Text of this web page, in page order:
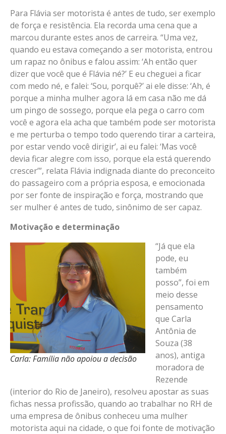
Para Flávia ser motorista é antes de tudo, ser exemplo
de força e resistência. Ela recorda uma cena que a
marcou durante estes anos de carreira. “Uma vez,
quando eu estava começando a ser motorista, entrou
um rapaz no ônibus e falou assim: ‘Ah então quer
dizer que você que é Flávia né?’ E eu cheguei a ficar
com medo né, e falei: ‘Sou, porquê?’ ai ele disse: ‘Ah, é
porque a minha mulher agora lá em casa não me dá
um pingo de sossego, porque ela pega o carro com
você e agora ela acha que também pode ser motorista
e me perturba o tempo todo querendo tirar a carteira,
por estar vendo você dirigir’, ai eu falei: ‘Mas você
devia ficar alegre com isso, porque ela está querendo
crescer’”, relata Flávia indignada diante do preconceito
do passageiro com a própria esposa, e emocionada
por ser fonte de inspiração e força, mostrando que
ser mulher é antes de tudo, sinônimo de ser capaz.
Motivação e determinação
Carla: Família não apoiou a decisão
“Já que ela
pode, eu
também
posso”, foi em
meio desse
pensamento
que Carla
Antônia de
Souza (38
anos), antiga
moradora de
Rezende
(interior do Rio de Janeiro), resolveu apostar as suas
fichas nessa profissão, quando ao trabalhar no RH de
uma empresa de ônibus conheceu uma mulher
motorista aqui na cidade, o que foi fonte de motivação